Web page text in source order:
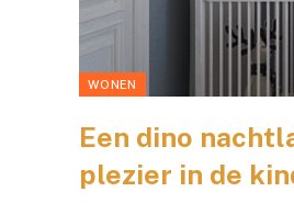
WONEN
Een dino
plezier in de